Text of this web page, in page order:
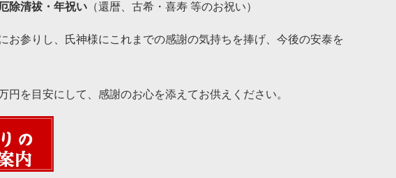
除清祓・年祝い （還暦、古希・喜寿 等のお祝い）
参りし、氏神様にこれまでの感謝の気持ちを捧げ、今後の安泰を
を目安にして、感謝のお心を添えてお供えください。